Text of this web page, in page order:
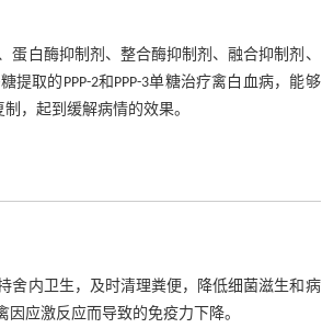
白酶抑制剂、整合酶抑制剂、融合抑制剂、
提取的PPP-2和PPP-3单糖治疗禽白血病，能够
，起到缓解病情的效果。
舍内卫生，及时清理粪便，降低细菌滋生和病
应激反应而导致的免疫力下降。